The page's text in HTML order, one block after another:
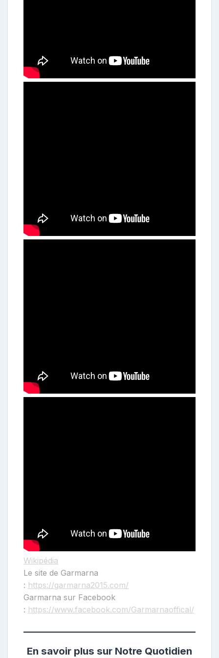
Wikipédia
Le site de Garmarna
: https://garmarna2015.com/
Garmarna sur Facebook
: https://www.facebook.com/Garmarnaoffical/
En savoir plus sur Notre Quotidien